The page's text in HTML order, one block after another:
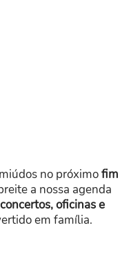
no próximofim
a nossa agenda
oficinas e
em família.